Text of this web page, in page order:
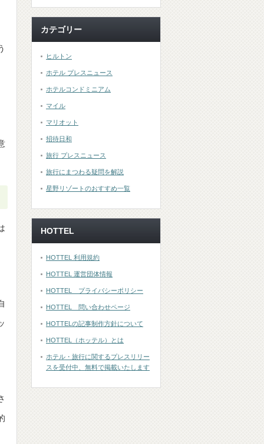
カテゴリー
ヒルトン
ホテル プレスニュース
ホテルコンドミニアム
マイル
マリオット
招待日和
旅行 プレスニュース
旅行にまつわる疑問を解説
星野リゾートのおすすめ一覧
HOTTEL
HOTTEL 利用規約
HOTTEL 運営団体情報
HOTTEL プライバシーポリシー
HOTTEL 問い合わせページ
HOTTELの記事制作方針について
HOTTEL（ホッテル）とは
ホテル・旅行に関するプレスリリー
スを受付中、無料で掲載いたします